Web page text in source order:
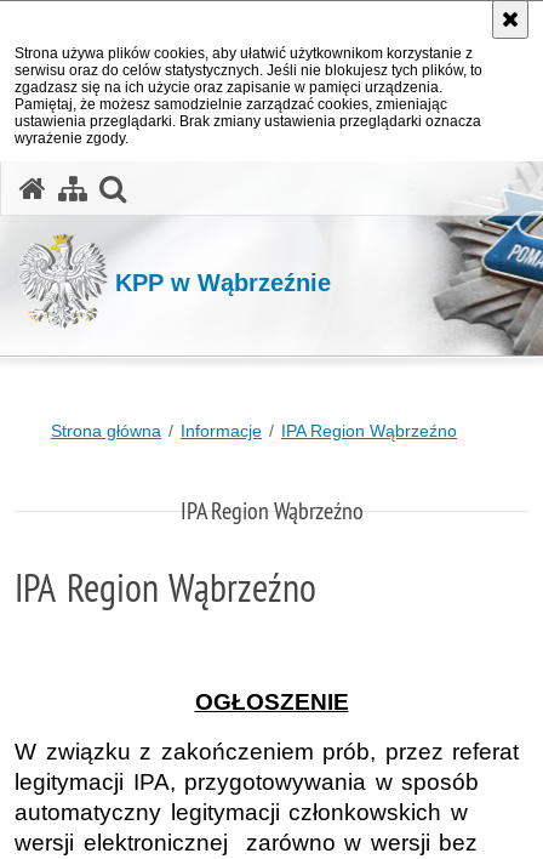
Strona używa plików cookies, aby ułatwić użytkownikom korzystanie z
serwisu oraz do celów statystycznych. Jeśli nie blokujesz tych plików, to
zgadzasz się na ich użycie oraz zapisanie w pamięci urządzenia.
Pamiętaj, że możesz samodzielnie zarządzać cookies, zmieniając
ustawienia przeglądarki. Brak zmiany ustawienia przeglądarki oznacza
wyrażenie zgody.
KPP w Wąbrzeźnie
Strona główna Informacje IPA Region Wąbrzeźno
IPA Region Wąbrzeźno
IPA Region Wąbrzeźno
OGŁOSZENIE
W związku z zakończeniem prób, przez referat
legitymacji IPA, przygotowywania w sposób
automatyczny legitymacji członkowskich w
wersji elektronicznej zarówno w wersji bez